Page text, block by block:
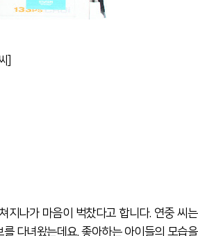
]
지나가 마음이 벅찼다고 합니다. 연중 씨는
를 다녀왔는데요. 좋아하는 아이들의 모습을